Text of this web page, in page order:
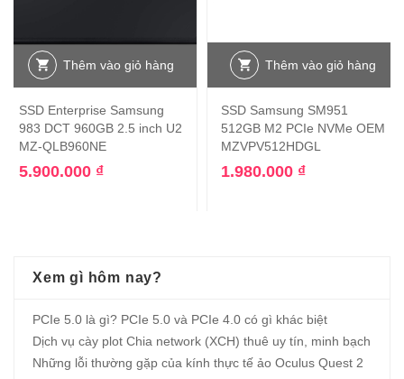
Thêm vào giỏ hàng
SSD Enterprise Samsung
983 DCT 960GB 2.5 inch U2
MZ-QLB960NE
5.900.000 ₫
Thêm vào giỏ hàng
SSD Samsung SM951
512GB M2 PCIe NVMe OEM
MZVPV512HDGL
1.980.000 ₫
Xem gì hôm nay?
PCIe 5.0 là gì? PCIe 5.0 và PCIe 4.0 có gì khác biệt
Dịch vụ cày plot Chia network (XCH) thuê uy tín, minh bạch
Những lỗi thường gặp của kính thực tế ảo Oculus Quest 2